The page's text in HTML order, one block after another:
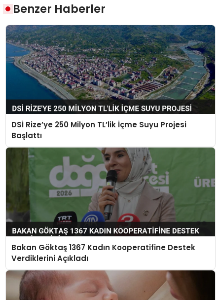
Benzer Haberler
DSİ Rize’ye 250 Milyon TL’lik İçme Suyu Projesi
Başlattı
Bakan Göktaş 1367 Kadın Kooperatifine Destek
Verdiklerini Açıkladı